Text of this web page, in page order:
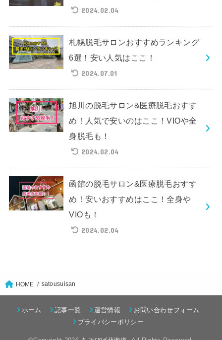
2024.02.04
札幌脱毛サロンおすすめランキング
6選！安い人気はここ！
2024.07.01
旭川の脱毛サロン&医療脱毛おすす
め！人気で安いのはここ！VIOや全
身脱毛も！
2024.02.04
函館の脱毛サロン&医療脱毛おすす
め！安いおすすめはここ！全身や
VIOも！
2024.02.04
HOME satousuisan
ホーム 記事一覧 運営情報
お問い合わせフォーム
プライバシーポリシー